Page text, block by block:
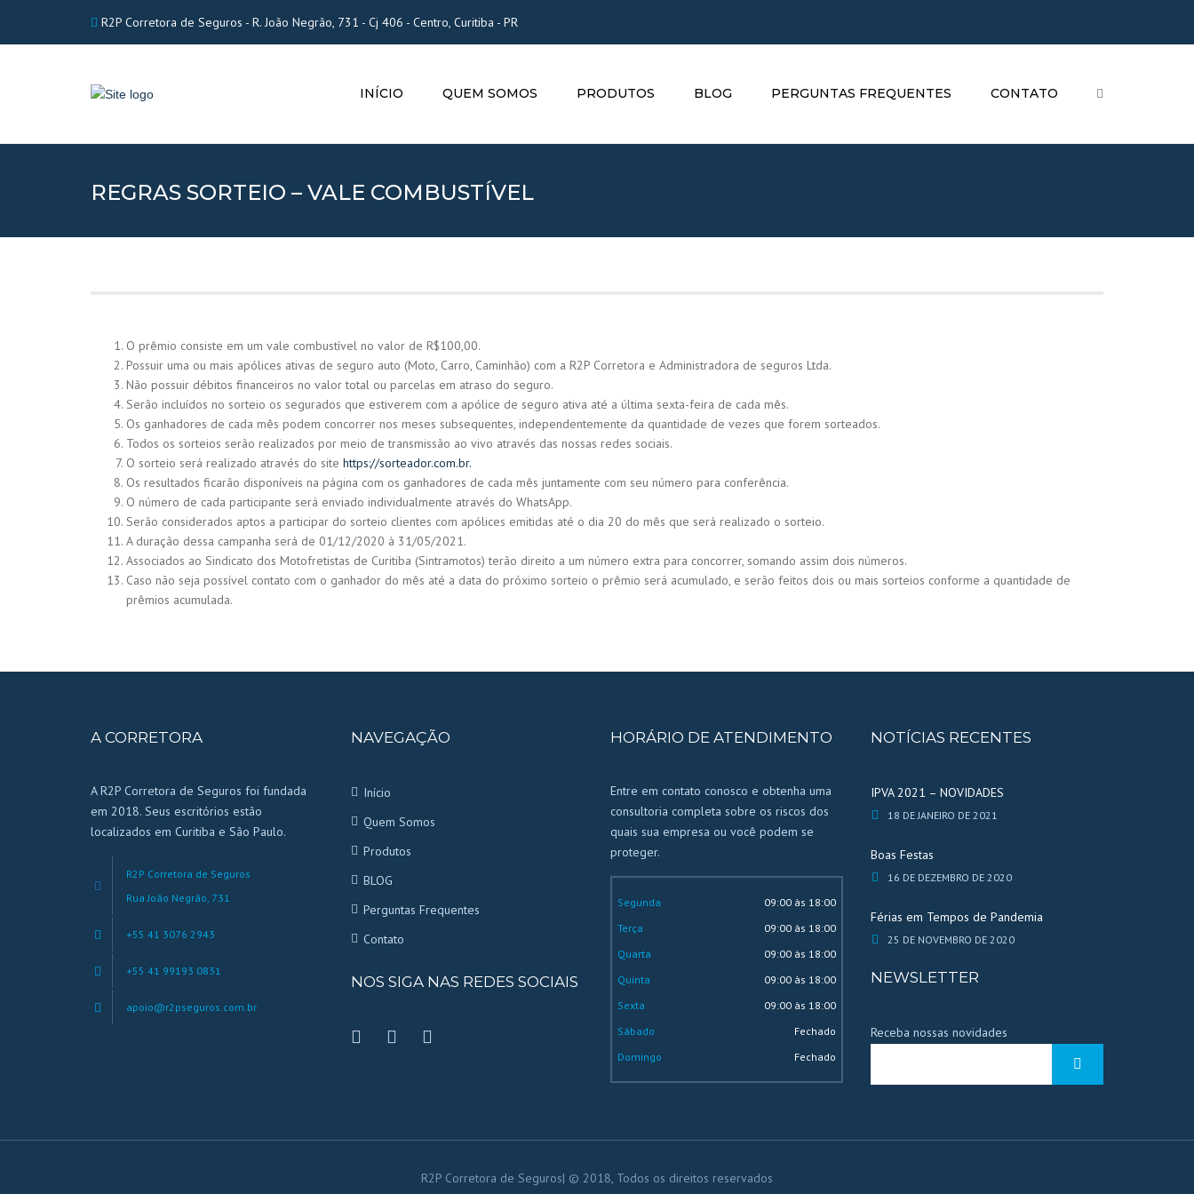
R2P Corretora de Seguros - R. João Negrão, 731 - Cj 406 - Centro, Curitiba - PR
INÍCIO
QUEM SOMOS PRODUTOS BLOG PERGUNTAS FREQUENTES CONTATO
REGRAS SORTEIO – VALE COMBUSTÍVEL
O prêmio consiste em um vale combustível no valor de R$100,00.
Possuir uma ou mais apólices ativas de seguro auto (Moto, Carro, Caminhão) com a R2P Corretora e Administradora de seguros Ltda.
Não possuir débitos financeiros no valor total ou parcelas em atraso do seguro.
Serão incluídos no sorteio os segurados que estiverem com a apólice de seguro ativa até a última sexta-feira de cada mês.
Os ganhadores de cada mês podem concorrer nos meses subsequentes, independentemente da quantidade de vezes que forem sorteados.
Todos os sorteios serão realizados por meio de transmissão ao vivo através das nossas redes sociais.
O sorteio será realizado através do site https://sorteador.com.br.
Os resultados ficarão disponíveis na página com os ganhadores de cada mês juntamente com seu número para conferência.
O número de cada participante será enviado individualmente através do WhatsApp.
Serão considerados aptos a participar do sorteio clientes com apólices emitidas até o dia 20 do mês que será realizado o sorteio.
A duração dessa campanha será de 01/12/2020 à 31/05/2021.
Associados ao Sindicato dos Motofretistas de Curitiba (Sintramotos) terão direito a um número extra para concorrer, somando assim dois números.
Caso não seja possível contato com o ganhador do mês até a data do próximo sorteio o prêmio será acumulado, e serão feitos dois ou mais sorteios conforme a quantidade de
prêmios acumulada.
A CORRETORA
A R2P Corretora de Seguros foi fundada
em 2018. Seus escritórios estão
localizados em Curitiba e São Paulo.
R2P Corretora de Seguros
Rua João Negrão, 731
+55 41 3076 2943
+55 41 99193 0831
apoio@r2pseguros.com.br
NAVEGAÇÃO
Início
Quem Somos
Produtos
BLOG
Perguntas Frequentes
Contato
NOS SIGA NAS REDES SOCIAIS
HORÁRIO DE ATENDIMENTO
Entre em contato conosco e obtenha uma
consultoria completa sobre os riscos dos
quais sua empresa ou você podem se
proteger.
Segunda
09:00 às 18:00
Terça
09:00 às 18:00
Quarta
09:00 às 18:00
Quinta
09:00 às 18:00
Sexta
09:00 às 18:00
Sábado
Fechado
Domingo
Fechado
NOTÍCIAS RECENTES
IPVA 2021 – NOVIDADES
18 DE JANEIRO DE 2021
Boas Festas
16 DE DEZEMBRO DE 2020
Férias em Tempos de Pandemia
25 DE NOVEMBRO DE 2020
NEWSLETTER
Receba nossas novidades
R2P Corretora de Seguros| © 2018, Todos os direitos reservados